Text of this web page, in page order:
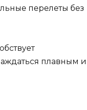
перелеты без
плавным и